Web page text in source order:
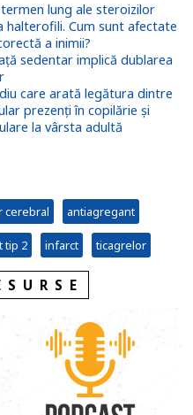
lung ale steroizilor
halterofili. Cum sunt afectate
a inimii?
sedentar implică dublarea
care arată legătura dintre
prezenți în copilărie și
la vârsta adultă
cerebral antiagregant
tip 2 infarct ticagrelor